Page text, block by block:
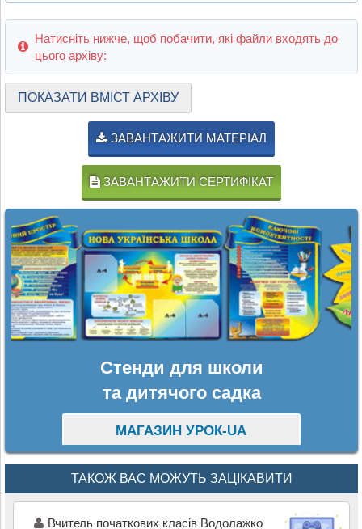
Натисніть нижче, щоб побачити, які файли входять до
цього архіву:
ПОКАЗАТИ ВМІСТ АРХІВУ
ЗАВАНТАЖИТИ МАТЕРІАЛ
ЗАВАНТАЖИТИ СЕРТИФІКАТ
Стенди для школи
та дитячого садка
МАГАЗИН УРОК-UA
ТАКОЖ ВАС МОЖУТЬ ЗАЦІКАВИТИ
Вчитель початкових класів Водолажко